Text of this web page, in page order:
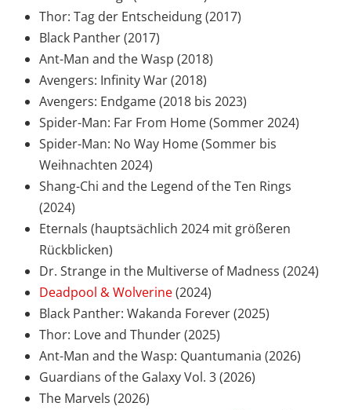
Thor: Tag der Entscheidung (2017)
Black Panther (2017)
Ant-Man and the Wasp (2018)
Avengers: Infinity War (2018)
Avengers: Endgame (2018 bis 2023)
Spider-Man: Far From Home (Sommer 2024)
Spider-Man: No Way Home (Sommer bis
Weihnachten 2024)
Shang-Chi and the Legend of the Ten Rings
(2024)
Eternals (hauptsächlich 2024 mit größeren
Rückblicken)
Dr. Strange in the Multiverse of Madness (2024)
Deadpool & Wolverine(2024)
Black Panther: Wakanda Forever (2025)
Thor: Love and Thunder (2025)
Ant-Man and the Wasp: Quantumania (2026)
Guardians of the Galaxy Vol. 3 (2026)
The Marvels (2026)